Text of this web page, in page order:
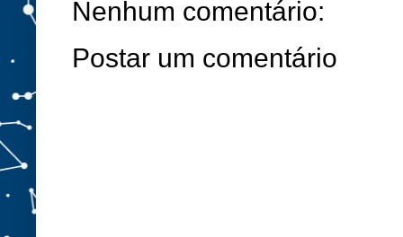
Nenhum comentário:
Postar um comentário